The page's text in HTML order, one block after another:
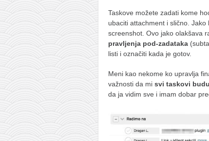
Taskove možete zadati kome
ubaciti attachment i slično.
screenshot. Ovo jako olakšava
pravljenja pod-zadataka
listi i označiti kada je gotov.
Meni kao nekome ko upravlja
važnosti da mi svi taskovi
da ja vidim sve i imam dobar